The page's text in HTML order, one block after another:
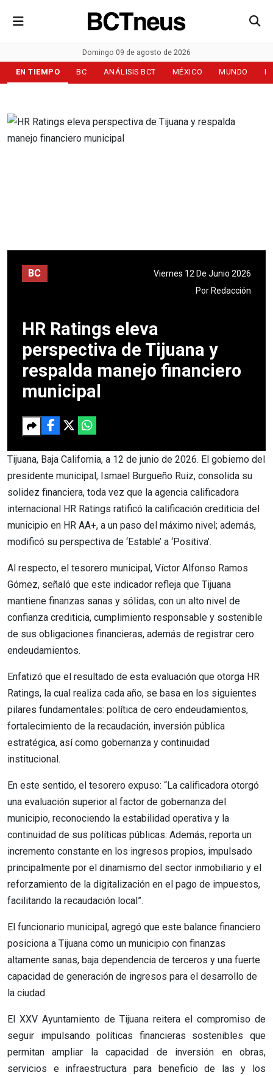
Domingo 09 de agosto de 2026
EN TIEMPO BC ANÁLISIS BCT MÉXICO MUNDO
BC
Viernes 12 De Junio 2026
Por Redacción
HR Ratings eleva
perspectiva de Tijuana y
respalda manejo financiero
municipal
Tijuana, Baja California, a 12 de junio de 2026. El gobierno del
presidente municipal, Ismael Burgueño Ruiz, consolida su
solidez financiera, toda vez que la agencia calificadora
internacional HR Ratings ratificó la calificación crediticia del
municipio en HR AA+, a un paso del máximo nivel; además,
modificó su perspectiva de ‘Estable’ a ‘Positiva’.
Al respecto, el tesorero municipal, Víctor Alfonso Ramos
Gómez, señaló que este indicador refleja que Tijuana
mantiene finanzas sanas y sólidas, con un alto nivel de
confianza crediticia, cumplimiento responsable y sostenible
de sus obligaciones financieras, además de registrar cero
endeudamientos.
Enfatizó que el resultado de esta evaluación que otorga HR
Ratings, la cual realiza cada año, se basa en los siguientes
pilares fundamentales: política de cero endeudamientos,
fortalecimiento de la recaudación, inversión pública
estratégica, así como gobernanza y continuidad
institucional.
En este sentido, el tesorero expuso: “La calificadora otorgó
una evaluación superior al factor de gobernanza del
municipio, reconociendo la estabilidad operativa y la
continuidad de sus políticas públicas. Además, reporta un
incremento constante en los ingresos propios, impulsado
principalmente por el dinamismo del sector inmobiliario y el
reforzamiento de la digitalización en el pago de impuestos,
facilitando la recaudación local”.
El funcionario municipal, agregó que este balance financiero
posiciona a Tijuana como un municipio con finanzas
altamente sanas, baja dependencia de terceros y una fuerte
capacidad de generación de ingresos para el desarrollo de
la ciudad.
El XXV Ayuntamiento de Tijuana reitera el compromiso de
seguir impulsando políticas financieras sostenibles que
permitan ampliar la capacidad de inversión en obras,
servicios e infraestructura para beneficio de las y los